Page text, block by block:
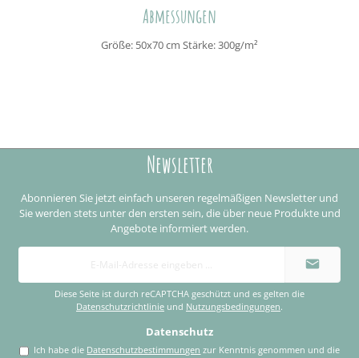
Abmessungen
Größe: 50x70 cm Stärke: 300g/m²
Newsletter
Abonnieren Sie jetzt einfach unseren regelmäßigen Newsletter und
Sie werden stets unter den ersten sein, die über neue Produkte und
Angebote informiert werden.
E-
Adresse
Diese Seite ist durch reCAPTCHA geschützt und es gelten die
Datenschutzrichtlinie und Nutzungsbedingungen.
Datenschutz
Ich habe die Datenschutzbestimmungen